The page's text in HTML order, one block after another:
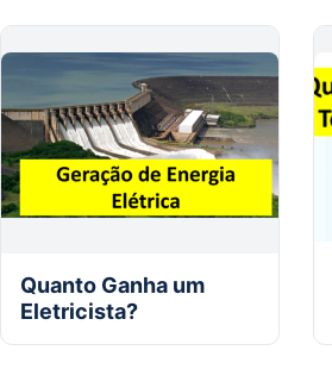
Quanto Ganha um
Eletricista?